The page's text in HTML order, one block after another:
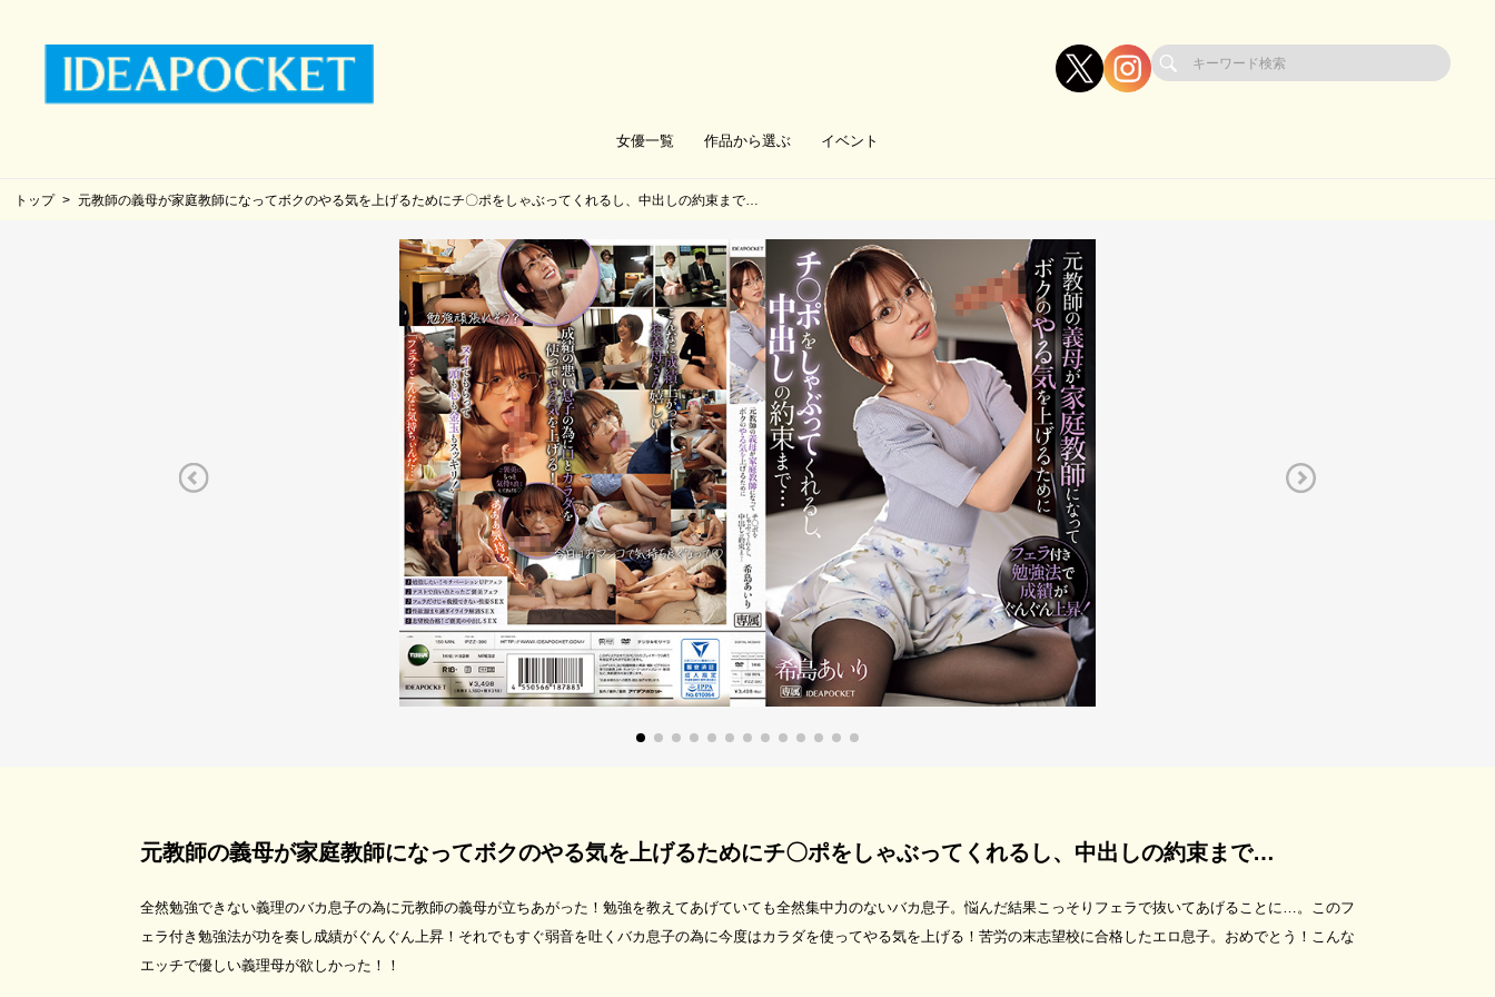
女優一覧 作品から選ぶ イベント
トップ 元教師の義母が家庭教師になってボクのやる気を上げるためにチ〇ポをしゃぶってくれるし、中出しの約束まで…
元教師の義母が家庭教師になってボクのやる気を上げるためにチ〇ポをしゃぶってくれるし、中出しの約束まで…
全然勉強できない義理のバカ息子の為に元教師の義母が立ちあがった！勉強を教えてあげていても全然集中力のないバカ息子。悩んだ結果こっそりフェラで抜いてあげることに…。このフ
ェラ付き勉強法が功を奏し成績がぐんぐん上昇！それでもすぐ弱音を吐くバカ息子の為に今度はカラダを使ってやる気を上げる！苦労の末志望校に合格したエロ息子。おめでとう！こんな
エッチで優しい義理母が欲しかった！！